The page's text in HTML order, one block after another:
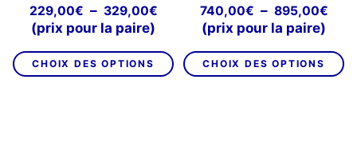
229,00€ – 329,00€Plage
229,00€
à
(prix pour la paire)
CHOIX DES OPTIONS
Ce
produit
740,00€ – 895,00€
à
(prix pour la paire)
CHOIX DES OPTIONS